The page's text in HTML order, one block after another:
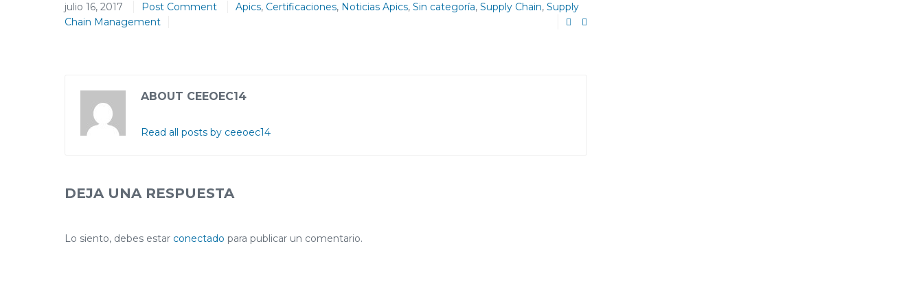
julio 16, 2017 Post Comment Apics, Certificaciones, Noticias Apics, Sin categoría, Supply Chain, Supply
Chain Management
ABOUT CEEOEC14
Read all posts by ceeoec14
DEJA UNA RESPUESTA
Lo siento, debes estar conectado para publicar un comentario.